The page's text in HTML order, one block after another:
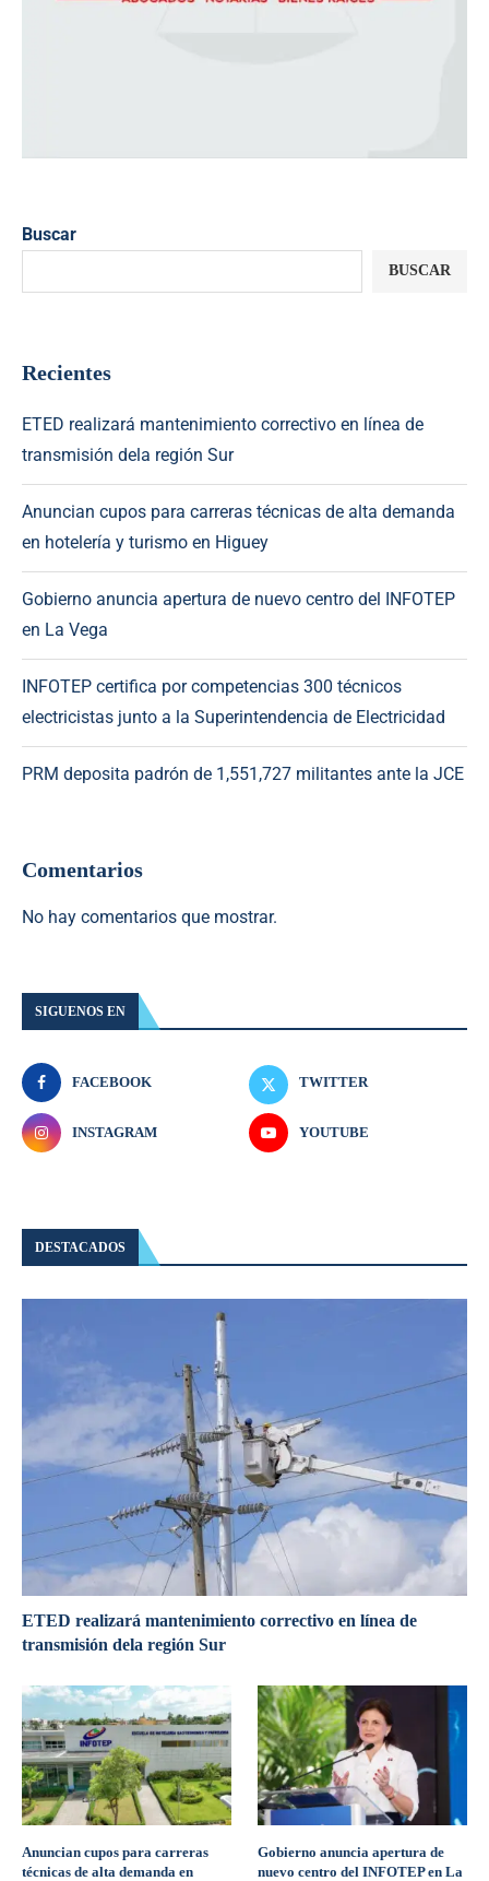
Buscar
BUSCAR
Recientes
ETED realizará mantenimiento correctivo en línea de
transmisión dela región Sur
Anuncian cupos para carreras técnicas de alta demanda
en hotelería y turismo en Higuey
Gobierno anuncia apertura de nuevo centro del INFOTEP
en La Vega
INFOTEP certifica por competencias 300 técnicos
electricistas junto a la Superintendencia de Electricidad
PRM deposita padrón de 1,551,727 militantes ante la JCE
Comentarios
No hay comentarios que mostrar.
SIGUENOS EN
FACEBOOK TWITTER
INSTAGRAM YOUTUBE
DESTACADOS
ETED realizará mantenimiento correctivo en línea de
transmisión dela región Sur
Anuncian cupos para carreras
técnicas de alta demanda en
Gobierno anuncia apertura de
nuevo centro del INFOTEP en La